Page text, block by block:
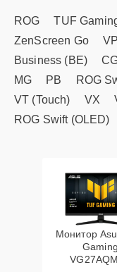
ROG TUF
ZenScreen Go
VP
Business (BE)
MG
PB ROG
VT (Touch)
VX
ROG Swift (OLED)
Монитор
Gaming